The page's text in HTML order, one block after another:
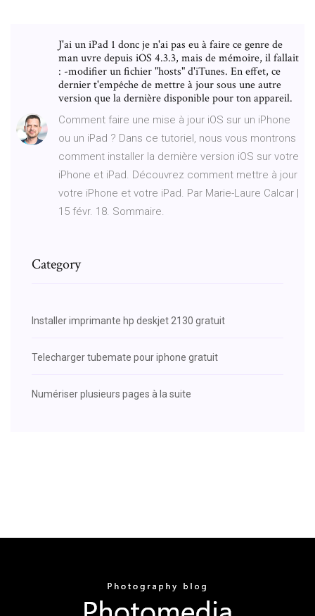
J'ai un iPad 1 donc je n'ai pas eu à faire ce genre de
man uvre depuis iOS 4.3.3, mais de mémoire, il fallait
: -modifier un fichier "hosts" d'iTunes. En effet, ce
dernier t'empêche de mettre à jour sous une autre
version que la dernière disponible pour ton appareil.
Comment faire une mise à jour iOS sur un iPhone
ou un iPad ? Dans ce tutoriel, nous vous montrons
comment installer la dernière version iOS sur votre
iPhone et iPad. Découvrez comment mettre à jour
votre iPhone et votre iPad. Par Marie-Laure Calcar |
15 févr. 18. Sommaire.
Category
Installer imprimante hp deskjet 2130 gratuit
Telecharger tubemate pour iphone gratuit
Numériser plusieurs pages à la suite